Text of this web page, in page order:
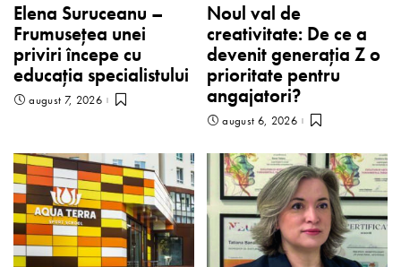
Elena Suruceanu –
Frumusețea unei
priviri începe cu
educația specialistului
august 7, 2026
Noul val de
creativitate: De ce a
devenit generația Z o
prioritate pentru
angajatori?
august 6, 2026